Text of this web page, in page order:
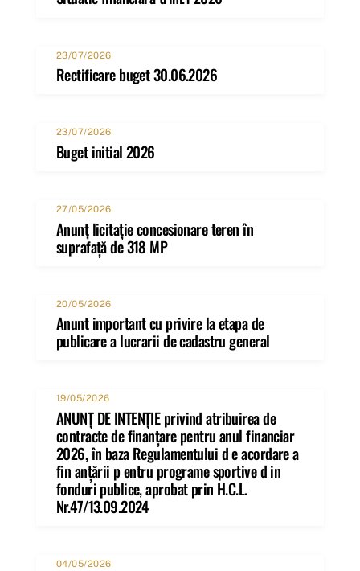
23/07/2026
Rectificare buget 30.06.2026
23/07/2026
Buget initial 2026
27/05/2026
Anunț licitație concesionare teren în
suprafață de 318 MP
20/05/2026
Anunt important cu privire la etapa de
publicare a lucrarii de cadastru general
19/05/2026
ANUNȚ DE INTENȚIE privind atribuirea de
contracte de finanţare pentru anul financiar
2026, în baza Regulamentului d e acordare a
fin anţării p entru programe sportive d in
fonduri publice, aprobat prin H.C.L.
Nr.47/13.09.2024
04/05/2026